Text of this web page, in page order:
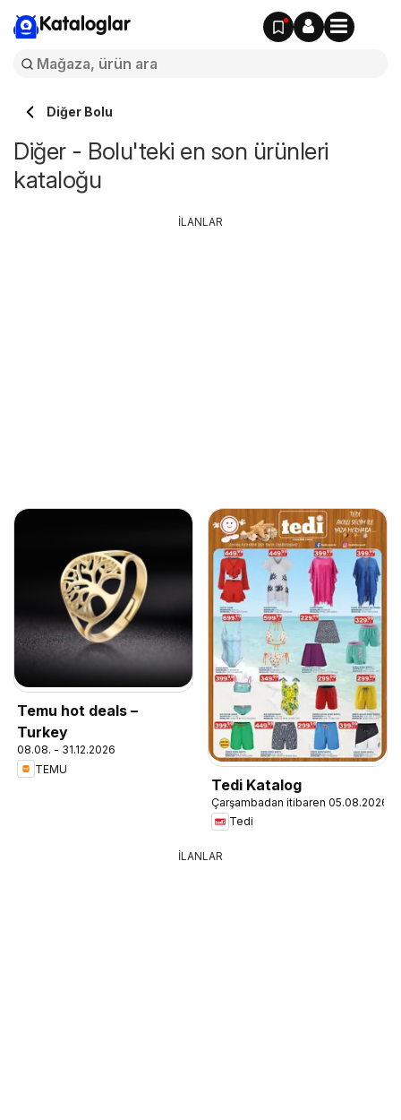
Kataloglar
Diğer Bolu
Diğer - Bolu'teki en son ürünleri
kataloğu
Temu hot deals –
Turkey
08.08. - 31.12.2026
TEMU
Tedi Katalog
Çarşambadan itibaren 05.08.2026
Tedi
İLANLAR
İLANLAR